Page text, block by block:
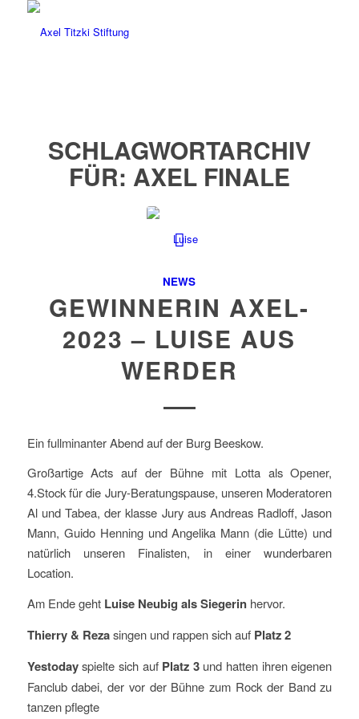
SCHLAGWORTARCHIV
FÜR: AXEL FINALE
NEWS
GEWINNERIN AXEL-
2023 – LUISE AUS
WERDER
Ein fullminanter Abend auf der Burg Beeskow.
Großartige Acts auf der Bühne mit Lotta als Opener,
4.Stock für die Jury-Beratungspause, unseren Moderatoren
Al und Tabea, der klasse Jury aus Andreas Radloff, Jason
Mann, Guido Henning und Angelika Mann (die Lütte) und
natürlich unseren Finalisten, in einer wunderbaren
Location.
Am Ende geht Luise Neubig als Siegerinhervor.
Thierry & Rezasingen und rappen sich auf Platz 2
Yestodayspielte sich auf Platz 3und hatten ihren eigenen
Fanclub dabei, der vor der Bühne zum Rock der Band zu
tanzen pflegte